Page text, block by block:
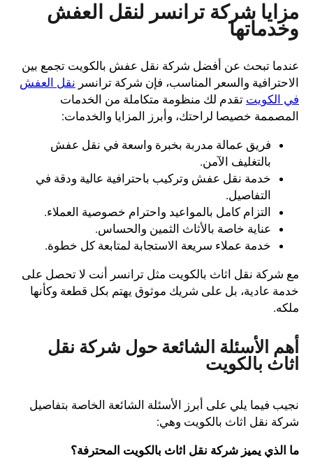
مزايا شركة ترانسر لنقل العفش
وخدماتها
عندما تبحث عن أفضل شركة نقل عفش بالكويت تجمع بين
الاحترافية والسعر المناسب، فإن شركة ترانسر نقل العفش
في الكويت تقدم لك منظومة متكاملة من الخدمات
المصممة خصيصا لراحتك، وأبرز المزايا والخدمات:
فريق عمالة مدربة بخبرة واسعة في نقل عفش
بالتغليف الآمن.
خدمة نقل عفش وتركيب باحترافية عالية ودقة في
التفاصيل.
التزام كامل بالمواعيد واحترام خصوصية العملاء.
عناية خاصة بالأثاث الثمين والحساس.
خدمة عملاء سريعة الاستجابة لمتابعة كل خطوة.
مع شركة نقل اثاث بالكويت مثل ترانسر أنت لا تحصل على
خدمة عادية، بل على شريك موثوق يهتم بكل قطعة وكأنها
ملكه.
أهم الأسئلة الشائعة حول شركة نقل
اثاث بالكويت
نجيب فيما يلي على أبرز الأسئلة الشائعة الخاصة بتفاصيل
شركة نقل اثاث بالكويت وهي:
ما الذي يميز شركة نقل اثاث بالكويت المحترفة؟